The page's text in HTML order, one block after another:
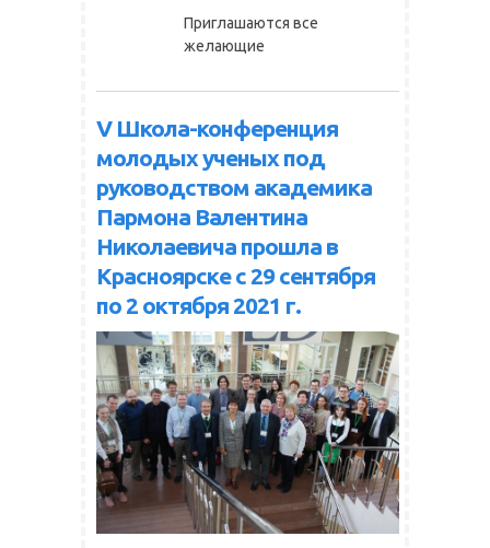
Приглашаются все
желающие
V Школа-конференция
молодых ученых под
руководством академика
Пармона Валентина
Николаевича прошла в
Красноярске с 29 сентября
по 2 октября 2021 г.